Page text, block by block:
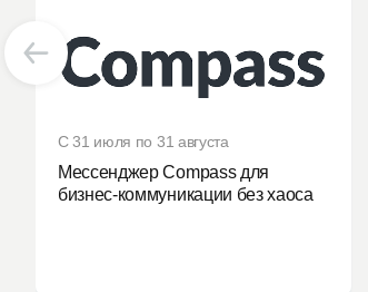
С 31 июля по 31 августа
Мессенджер Compass для
бизнес-коммуникации без хаоса